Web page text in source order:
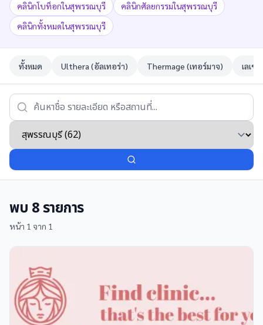
คลินิกโบท็อกในสุพรรณบุรี
คลินิกศัลยกรรมในสุพรรณบุรี
คลินิกทั้งหมดในสุพรรณบุรี
ทั้งหมด Ulthera (อัลเทอร่า) Thermage (เทอร์มาจ) เลเซ
พบ 8รายการ
หน้า 1 จาก 1